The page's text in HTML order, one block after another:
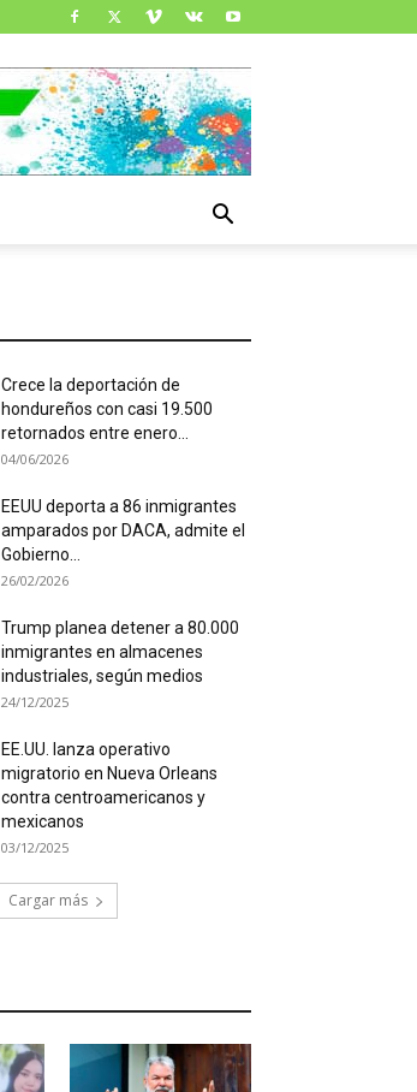
Crece la deportación de
hondureños con casi 19.500
retornados entre enero...
04/06/2026
EEUU deporta a 86 inmigrantes
amparados por DACA, admite el
Gobierno...
26/02/2026
Trump planea detener a 80.000
inmigrantes en almacenes
industriales, según medios
24/12/2025
EE.UU. lanza operativo
migratorio en Nueva Orleans
contra centroamericanos y
mexicanos
03/12/2025
Cargar más